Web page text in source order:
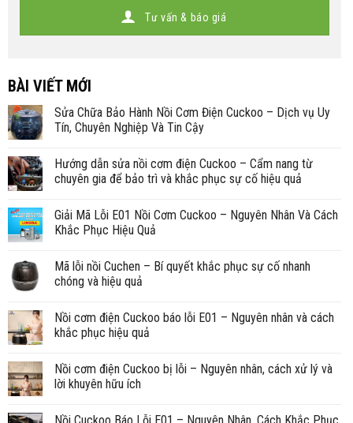
Tư vấn & báo giá
BÀI VIẾT MỚI
Sửa Chữa Bảo Hành Nồi Cơm Điện Cuckoo – Dịch vụ Uy
Tín, Chuyên Nghiệp Và Tin Cậy
Hướng dẫn sửa nồi cơm điện Cuckoo – Cẩm nang từ
chuyên gia để bảo trì và khắc phục sự cố hiệu quả
Giải Mã Lỗi E01 Nồi Cơm Cuckoo – Nguyên Nhân Và Cách
Khắc Phục Hiệu Quả
Mã lỗi nồi Cuchen – Bí quyết khắc phục sự cố nhanh
chóng và hiệu quả
Nồi cơm điện Cuckoo báo lỗi E01 – Nguyên nhân và cách
khắc phục hiệu quả
Nồi cơm điện Cuckoo bị lỗi – Nguyên nhân, cách xử lý và
lời khuyên hữu ích